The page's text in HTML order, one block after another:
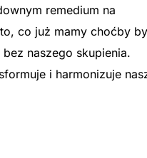
remedium na
co już mamy choćby
naszego skupienia.
i harmonizuje